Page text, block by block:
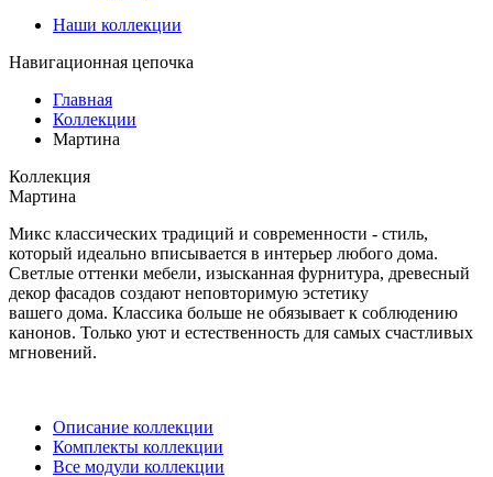
Наши коллекции
Навигационная цепочка
Главная
Коллекции
Мартина
Коллекция
Мартина
Микс классических традиций и современности - стиль,
который идеально вписывается в интерьер любого дома.
Светлые оттенки мебели, изысканная фурнитура, древесный
декор фасадов создают неповторимую эстетику
вашего дома. Классика больше не обязывает к соблюдению
канонов. Только уют и естественность для самых счастливых
мгновений.
Описание коллекции
Комплекты коллекции
Все модули коллекции